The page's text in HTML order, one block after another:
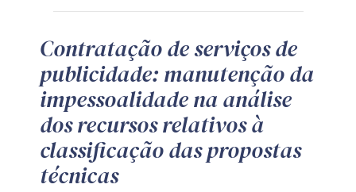
A Zênite
Como publicar conosco
Site da Zênite
Contato
Termos de uso
Contratação de serviços de
publicidade: manutenção da
impessoalidade na análise
dos recursos relativos à
classificação das propostas
técnicas